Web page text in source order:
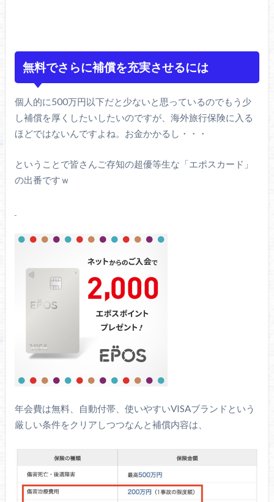
無料でさらに補償を充実させるには
個人的に500万円以下だと少ないと思っているのでもう少
し補償を厚くしたいしたいのですが、海外旅行保険に入る
ほどではないんですよね。お金かかるし・・・
ということで皆さんご存知の超優等生な「エポスカード」
の出番ですｗ
年会費は無料、自動付帯、使いやすいVISAブランドという
厳しい条件をクリアしつつなんと補償内容は、